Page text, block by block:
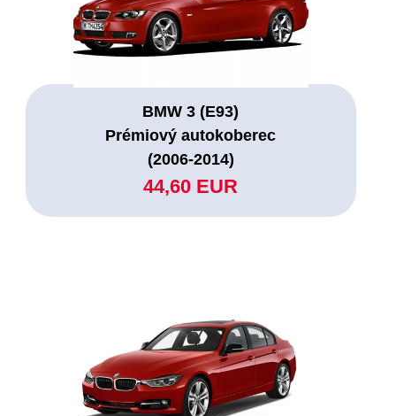
BMW 3 (E93)
Prémiový autokoberec
(2006-2014)
44,60 EUR